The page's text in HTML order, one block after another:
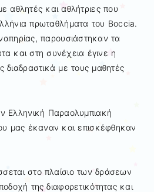
αθλητές και αθλήτριες που
πρωταθλήματα του Boccia.
παρουσιάστηκαν τα
και στη συνέχεια έγινε η
διαδραστικά με τους μαθητές
Ελληνική Παραολυμπιακή
μας έκαναν και επισκέφθηκαν
στο πλαίσιο των δράσεων
της διαφορετικότητας και